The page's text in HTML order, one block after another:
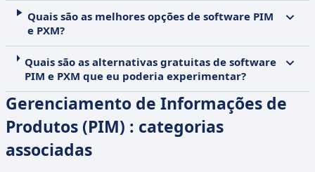
Quais são as melhores opções de software PIM
e PXM?
Quais são as alternativas gratuitas de software
PIM e PXM que eu poderia experimentar?
Gerenciamento de Informações de
Produtos (PIM) : categorias
associadas